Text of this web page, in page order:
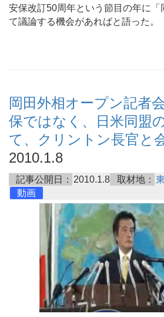
安保改訂50周年という節目の年に「
て議論する機会があればと語った。
岡田外相オープン記者
保ではなく、日米同盟
て、クリントン長官と
2010.1.8
記事公開日： 2010.1.8 取材地：
動画